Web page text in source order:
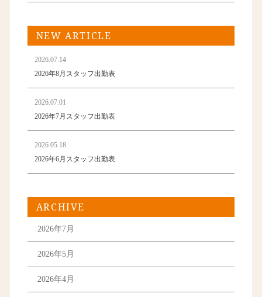
NEW ARTICLE
2026.07.14
2026年8月スタッフ出勤表
2026.07.01
2026年7月スタッフ出勤表
2026.05.18
2026年6月スタッフ出勤表
ARCHIVE
2026年7月
2026年5月
2026年4月